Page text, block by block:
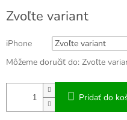
cena:
Zvoľte variant
iPhone
Môžeme doručiť do: Zvoľte
Pridať do